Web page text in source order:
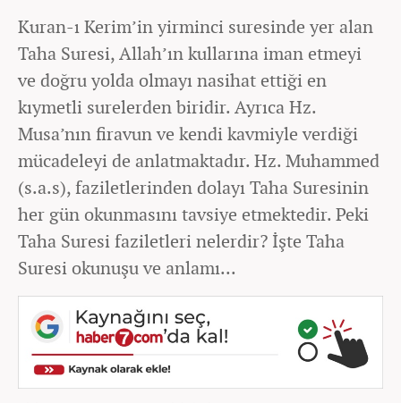
Kuran-ı Kerim’in yirminci suresinde yer alan
Taha Suresi, Allah’ın kullarına iman etmeyi
ve doğru yolda olmayı nasihat ettiği en
kıymetli surelerden biridir. Ayrıca Hz.
Musa’nın firavun ve kendi kavmiyle verdiği
mücadeleyi de anlatmaktadır. Hz. Muhammed
(s.a.s), faziletlerinden dolayı Taha Suresinin
her gün okunmasını tavsiye etmektedir. Peki
Taha Suresi faziletleri nelerdir? İşte Taha
Suresi okunuşu ve anlamı...